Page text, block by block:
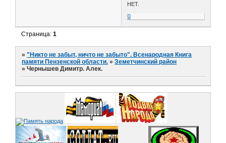
НЕТ.
0
Страница:1
»"Никто не забыт, ничто не забыто". Всенародная Книга
памяти Пензенской области. »Земетчинский район
»Чернышев Димитр. Алек.